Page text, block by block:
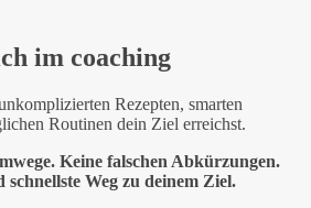
im coaching
Rezepten, smarten
Routinen dein Ziel erreichst.
Keine falschen Abkürzungen.
Weg zu deinem Ziel.